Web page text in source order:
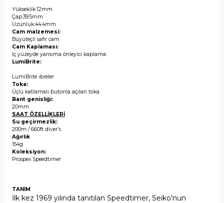
Yükseklik:12mm
Çap:39.5mm
Uzunluk:44.4mm
Cam malzemesi:
Büyüteçli safir cam
Cam Kaplaması:
İç yüzeyde yansıma önleyici kaplama
LumiBrite:
LumiBrite ibreler
Toka:
Üçlü katlamalı butonla açılan toka
Bant genisliği:
20mm
SAAT ÖZELLİKLERİ
Su geçirmezlik:
200m / 660ft diver's
Ağırlık
154g
Koleksiyon:
Prospex Speedtimer
TANIM
İlk kez 1969 yılında tanıtılan Speedtimer, Seiko'nun